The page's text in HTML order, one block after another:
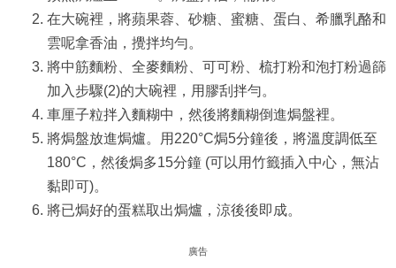
在大碗裡，將蘋果蓉、砂糖、蜜糖、蛋白、希臘乳酪和
雲呢拿香油，攪拌均勻。
將中筋麵粉、全麥麵粉、可可粉、梳打粉和泡打粉過篩
加入步驟(2)的大碗裡，用膠刮拌勻。
車厘子粒拌入麵糊中，然後將麵糊倒進焗盤裡。
將焗盤放進焗爐。用220°C焗5分鐘後，將溫度調低至
180°C，然後焗多15分鐘 (可以用竹籤插入中心，無沾
黏即可)。
將已焗好的蛋糕取出焗爐，涼後後即成。
廣告